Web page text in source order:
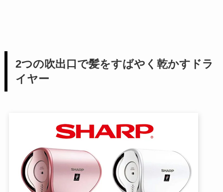
2つの吹出口で髪をすばやく乾かすドラ
イヤー